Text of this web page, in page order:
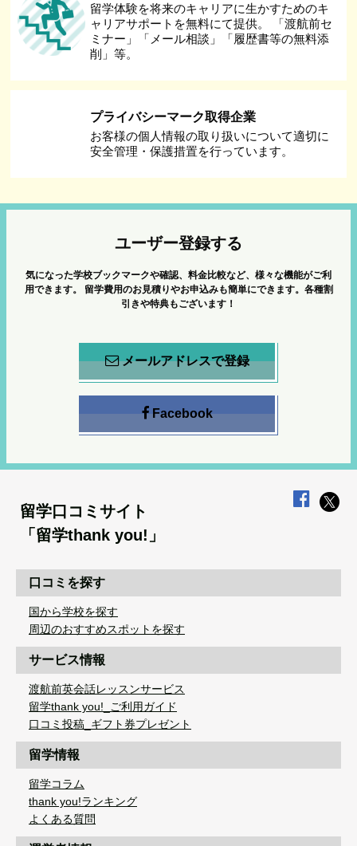
留学体験を将来のキャリアに生かすためのキ
ャリアサポートを無料にて提供。 「渡航前セ
ミナー」「メール相談」「履歴書等の無料添
削」等。
プライバシーマーク取得企業
お客様の個人情報の取り扱いについて適切に
安全管理・保護措置を行っています。
ユーザー登録する
気になった学校ブックマークや確認、料金比較など、様々な機能がご利
用できます。
留学費用のお見積りやお申込みも簡単にできます。各種割
引きや特典もございます！
メールアドレスで登録
Facebook
留学口コミサイト
「留学thank you!」
口コミを探す
国から学校を探す
周辺のおすすめスポットを探す
サービス情報
渡航前英会話レッスンサービス
留学thank you!_ご利用ガイド
口コミ投稿_ギフト券プレゼント
留学情報
留学コラム
thank you!ランキング
よくある質問